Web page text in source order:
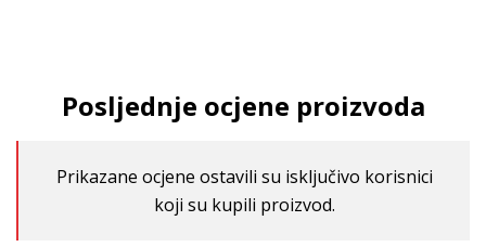
Posljednje ocjene proizvoda
Prikazane ocjene ostavili su isključivo korisnici
koji su kupili proizvod.